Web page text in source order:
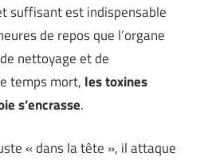
suffisant est indispensable
de repos que l’organe
nettoyage et de
temps mort, les toxines
s’encrasse.
« dans la tête », il attaque